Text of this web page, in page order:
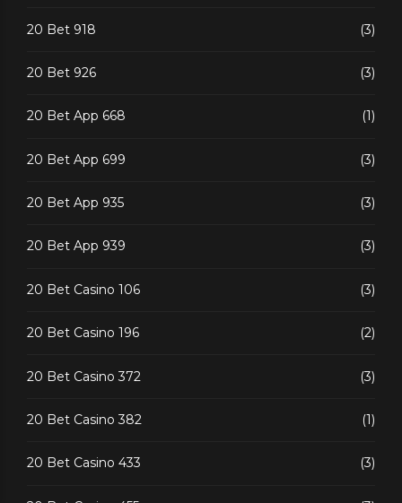
20 Bet 918 (3)
20 Bet 926 (3)
20 Bet App 668 (1)
20 Bet App 699 (3)
20 Bet App 935 (3)
20 Bet App 939 (3)
20 Bet Casino 106 (3)
20 Bet Casino 196 (2)
20 Bet Casino 372 (3)
20 Bet Casino 382 (1)
20 Bet Casino 433 (3)